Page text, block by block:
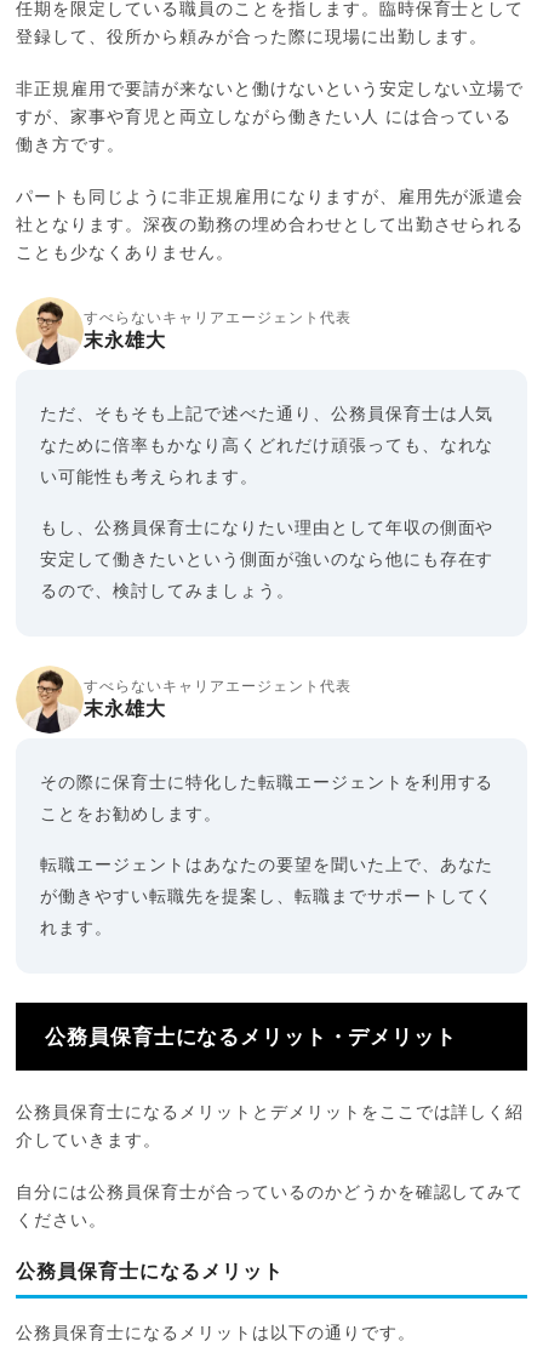
任期を限定している職員のことを指します。臨時保育士として
登録して、役所から頼みが合った際に現場に出勤します。
非正規雇用で要請が来ないと働けないという安定しない立場で
すが、家事や育児と両立しながら働きたい人 には合っている
働き方です。
パートも同じように非正規雇用になりますが、雇用先が派遣会
社となります。深夜の勤務の埋め合わせとして出勤させられる
ことも少なくありません。
すべらないキャリアエージェント代表
末永雄大
ただ、そもそも上記で述べた通り、公務員保育士は人気
なために倍率もかなり高くどれだけ頑張っても、なれな
い可能性も考えられます。
もし、公務員保育士になりたい理由として年収の側面や
安定して働きたいという側面が強いのなら他にも存在す
るので、検討してみましょう。
すべらないキャリアエージェント代表
末永雄大
その際に保育士に特化した転職エージェントを利用する
ことをお勧めします。
転職エージェントはあなたの要望を聞いた上で、あなた
が働きやすい転職先を提案し、転職までサポートしてく
れます。
公務員保育士になるメリット・デメリット
公務員保育士になるメリットとデメリットをここでは詳しく紹
介していきます。
自分には公務員保育士が合っているのかどうかを確認してみて
ください。
公務員保育士になるメリット
公務員保育士になるメリットは以下の通りです。